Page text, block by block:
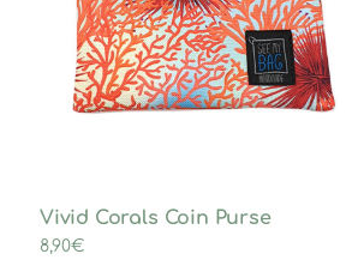
Vivid Corals Coin Purse
8,90€